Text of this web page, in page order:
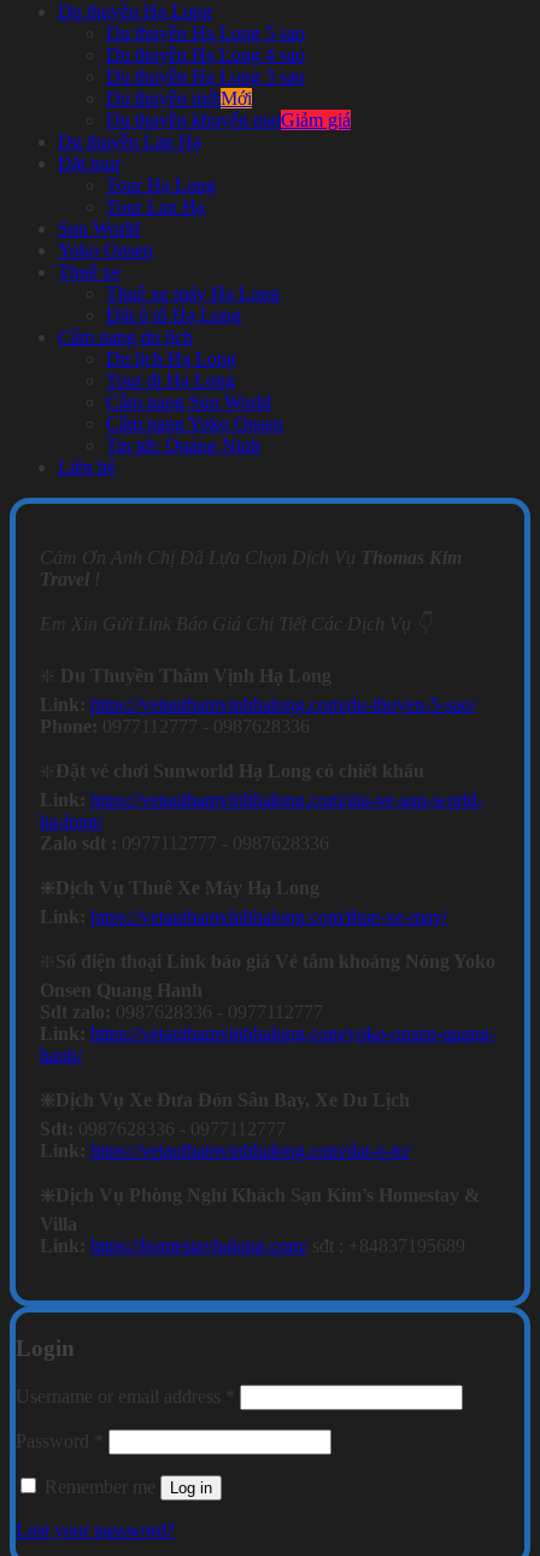
Du thuyền Hạ Long
Du thuyền Hạ Long 5 sao
Du thuyền Hạ Long 4 sao
Du thuyền Hạ Long 3 sao
Du thuyền mới
Du thuyền khuyến mại
Du thuyền Lan Hạ
Đặt tour
Tour Hạ Long
Tour Lan Hạ
Sun World
Yoko Onsen
Thuê xe
Thuê xe máy Hạ Long
Đặt ô tô Hạ Long
Cẩm nang du lịch
Du lịch Hạ Long
Tour đi Hạ Long
Cẩm nang Sun World
Cẩm nang Yoko Onsen
Tin tức Quảng Ninh
Liên hệ
Cảm Ơn Anh Chị Đã Lựa Chọn Dịch Vụ Thomas Kim
Travel !
Em Xin Gửi Link Báo Giá Chi Tiết Các Dịch Vụ 👇
Du Thuyền Thăm Vịnh Hạ Long
Link: https://vetauthamvinhhalong.com/du-thuyen-5-sao/
Phone: 0977112777 - 0987628336
Đặt vé chơi Sunworld Hạ Long có chiết khấu
Link: https://vetauthamvinhhalong.com/gia-ve-sun-world-
ha-long/
Zalo sdt : 0977112777 - 0987628336
❇️Dịch Vụ Thuê Xe Máy Hạ Long
Link: https://vetauthamvinhhalong.com/thue-xe-may/
Số điện thoại Link báo giá Vé tắm khoáng Nóng Yoko
Onsen Quang Hanh
Sdt zalo: 0987628336 - 0977112777
Link: https://vetauthamvinhhalong.com/yoko-onsen-quang-
hanh/
❇️Dịch Vụ Xe Đưa Đón Sân Bay, Xe Du Lịch
Sdt: 0987628336 - 0977112777
Link: https://vetauthamvinhhalong.com/dat-o-to/
❇️Dịch Vụ Phòng Nghỉ Khách Sạn Kim’s Homestay &
Villa
Link: https://homestayhalong.com/sđt : +84837195689
Login
Username or email address
Password
Remember me Log in
Lost your password?